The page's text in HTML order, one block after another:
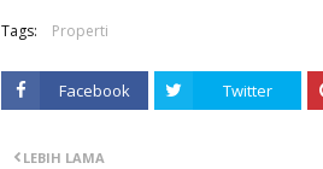
Tags: Properti
Facebook Twitter
LEBIH LAMA